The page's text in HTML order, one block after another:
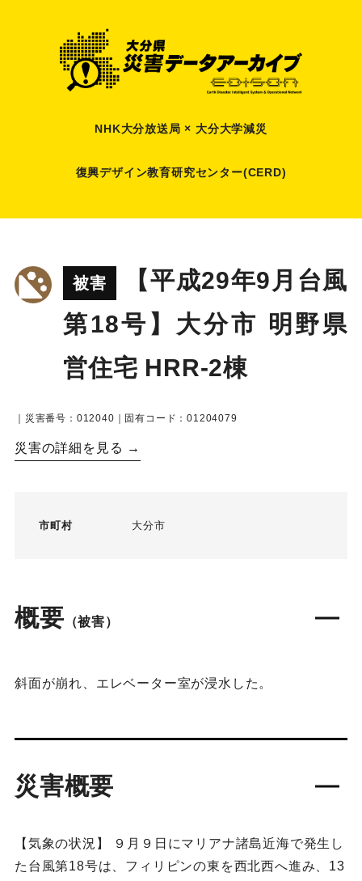
NHK大分放送局 × 大分大学減災
復興デザイン教育研究センター(CERD)
被害
【平成29年9月台風
第18号】大分市 明野県
営住宅 HRR-2棟
｜災害番号：012040｜固有コード：01204079
災害の詳細を見る →
市町村 大分市
概要 （被害）
斜面が崩れ、エレベーター室が浸水した。
災害概要
【気象の状況】 ９月９日にマリアナ諸島近海で発生し
た台風第18号は、フィリピンの東を西北西へ進み、13